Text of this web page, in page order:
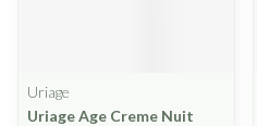
Uriage
Uriage Age Creme Nuit